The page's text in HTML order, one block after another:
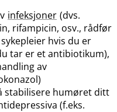
infeksjoner (dvs.
rifampicin, osv., rådfør
hvis du er
tar er et antibiotikum),
av
stabilisere humøret ditt
(f.eks.